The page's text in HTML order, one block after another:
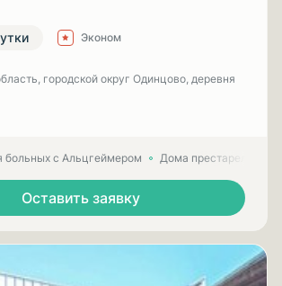
Эконом
городской округ Одинцово, деревня
больных с Альцгеймером Дома престарелых
Оставить заявку